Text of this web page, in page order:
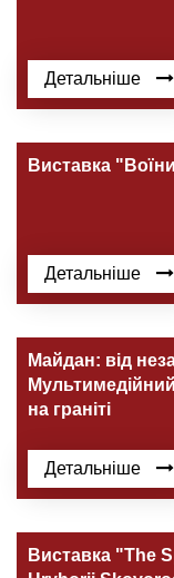
Детальніше
Виставка
Детальніше
Майдан: від
на граніті
Детальніше
Виставка "The